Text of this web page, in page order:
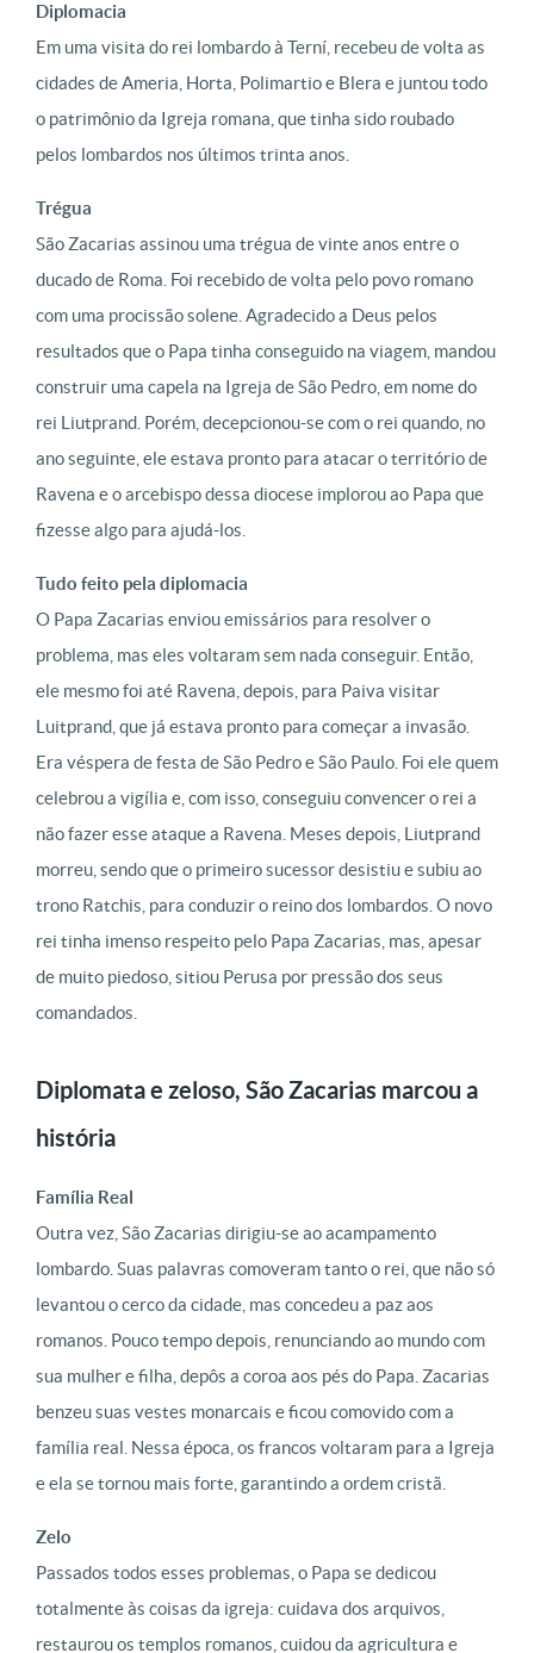
Diplomacia
Em uma visita do rei lombardo à Terní, recebeu de volta as
cidades de Ameria, Horta, Polimartio e Blera e juntou todo
o patrimônio da Igreja romana, que tinha sido roubado
pelos lombardos nos últimos trinta anos.
Trégua
São Zacarias assinou uma trégua de vinte anos entre o
ducado de Roma. Foi recebido de volta pelo povo romano
com uma procissão solene. Agradecido a Deus pelos
resultados que o Papa tinha conseguido na viagem, mandou
construir uma capela na Igreja de São Pedro, em nome do
rei Liutprand. Porém, decepcionou-se com o rei quando, no
ano seguinte, ele estava pronto para atacar o território de
Ravena e o arcebispo dessa diocese implorou ao Papa que
fizesse algo para ajudá-los.
Tudo feito pela diplomacia
O Papa Zacarias enviou emissários para resolver o
problema, mas eles voltaram sem nada conseguir. Então,
ele mesmo foi até Ravena, depois, para Paiva visitar
Luitprand, que já estava pronto para começar a invasão.
Era véspera de festa de São Pedro e São Paulo. Foi ele quem
celebrou a vigília e, com isso, conseguiu convencer o rei a
não fazer esse ataque a Ravena. Meses depois, Liutprand
morreu, sendo que o primeiro sucessor desistiu e subiu ao
trono Ratchis, para conduzir o reino dos lombardos. O novo
rei tinha imenso respeito pelo Papa Zacarias, mas, apesar
de muito piedoso, sitiou Perusa por pressão dos seus
comandados.
Diplomata e zeloso, São Zacarias marcou a
história
Família Real
Outra vez, São Zacarias dirigiu-se ao acampamento
lombardo. Suas palavras comoveram tanto o rei, que não só
levantou o cerco da cidade, mas concedeu a paz aos
romanos. Pouco tempo depois, renunciando ao mundo com
sua mulher e filha, depôs a coroa aos pés do Papa. Zacarias
benzeu suas vestes monarcais e ficou comovido com a
família real. Nessa época, os francos voltaram para a Igreja
e ela se tornou mais forte, garantindo a ordem cristã.
Zelo
Passados todos esses problemas, o Papa se dedicou
totalmente às coisas da igreja: cuidava dos arquivos,
restaurou os templos romanos, cuidou da agricultura e